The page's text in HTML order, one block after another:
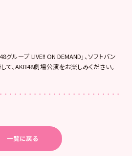
グループ LIVE!! ON DEMAND」、ソフトバン
て、AKB48劇場公演をお楽しみください。
一覧に戻る